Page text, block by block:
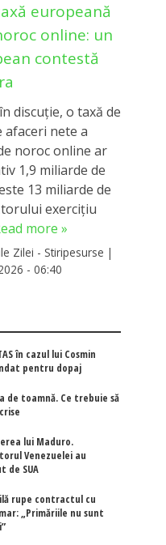
europeană
online: un
contestă
discuție, o taxă de
afaceri nete a
noroc online ar
1,9 miliarde de
13 miliarde de
exercițiu
more »
Zilei - Stiripesurse |
- 06:40
în cazul lui Cosmin
pentru dopaj
de toamnă. Ce trebuie să
lui Maduro.
Venezuelei au
de SUA
rupe contractul cu
„Primăriile nu sunt